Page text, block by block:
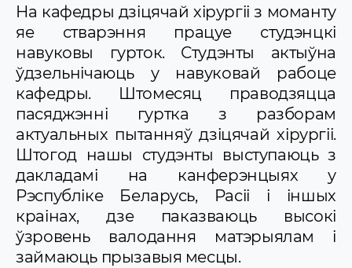
Прафесарска-выкладчыцкi склад
Вучэбная работа
Навуковая работа
Клінічная работа
Студэнцкі навуковы гурток
Навіны і аб\'явы
На кафедры дзіцячай хірургіі з моманту
яе стварэння працуе студэнцкі
навуковы гурток. Студэнты актыўна
ўдзельнічаюць у навуковай рабоце
кафедры. Штомесяц праводзяцца
пасяджэнні гуртка з разборам
актуальных пытанняў дзіцячай хірургіі.
Штогод нашы студэнты выступаюць з
дакладамі на канферэнцыях у
Рэспубліке Беларусь, Расіі і іншых
краінах, дзе паказваюць высокі
ўзровень валодання матэрыялам і
займаюць прызавыя месцы.